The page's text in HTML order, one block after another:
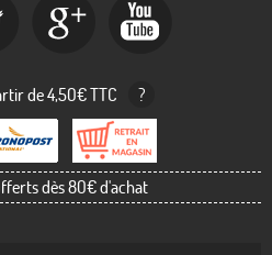
de 4,50€ TTC ?
dès 80€ d'achat